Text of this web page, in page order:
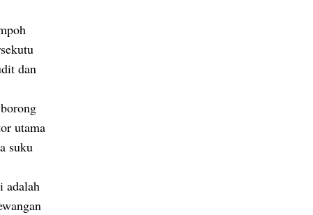
dan
utama
suku
adalah